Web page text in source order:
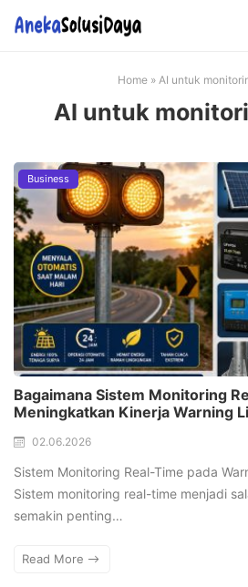
Home» AI untuk
AI untuk
Business
Bagaimana Sistem Monitoring
Meningkatkan Kinerja Warning
02.06.2026
Sistem Monitoring Real-Time pada
Sistem monitoring real-time menjadi
semakin penting…
Read More